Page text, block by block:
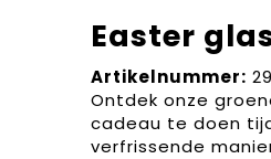
Easter
Artikelnummer:
Ontdek onze
cadeau te doen
verfrissende